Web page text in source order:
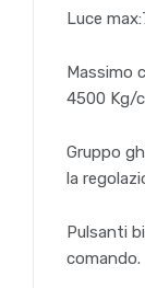
Luce
Massimo
4500 Kg/
Gruppo
la
Pulsanti
comando.